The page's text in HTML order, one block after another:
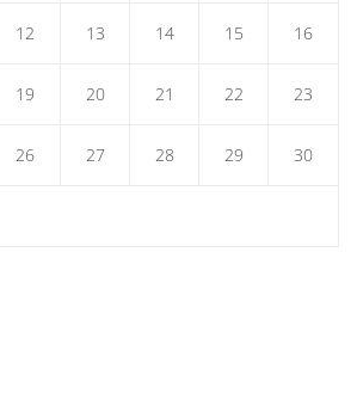
12 13 14 15 16
19 20 21 22 23
26 27 28 29 30